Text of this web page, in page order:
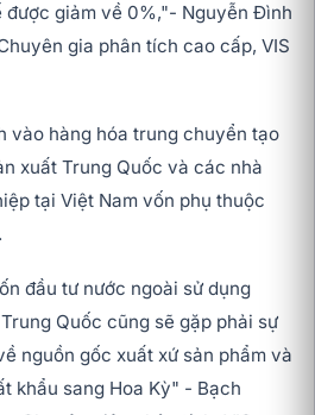
được giảm về 0%,"- Nguyễn Đình
gia phân tích cao cấp, VIS
vào hàng hóa trung chuyển tạo
xuất Trung Quốc và các nhà
tại Việt Nam vốn phụ thuộc
đầu tư nước ngoài sử dụng
Quốc cũng sẽ gặp phải sự
nguồn gốc xuất xứ sản phẩm và
khẩu sang Hoa Kỳ" - Bạch